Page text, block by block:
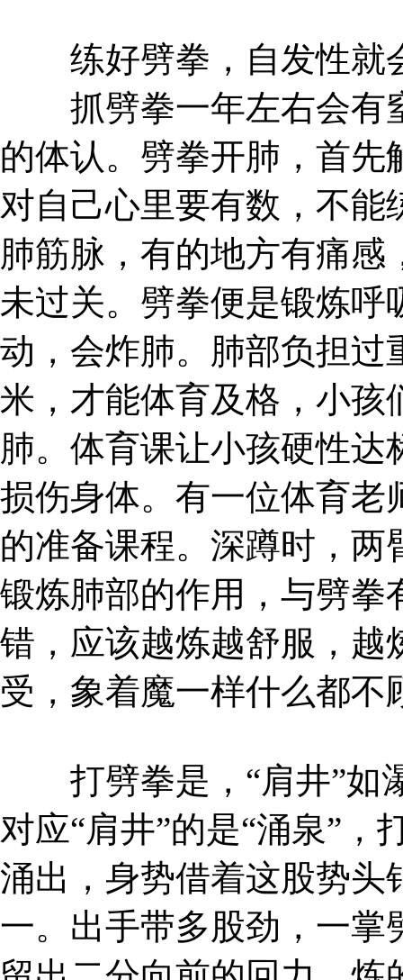
练好劈拳，自发性就
抓劈拳一年左右会有
的体认。劈拳开肺，首
对自己心里要有数，不
肺筋脉，有的地方有痛
未过关。劈拳便是锻炼
动，会炸肺。肺部负担过
米，才能体育及格，小孩
肺。体育课让小孩硬性
损伤身体。有一位体育老
的准备课程。深蹲时，
锻炼肺部的作用，与劈拳
错，应该越炼越舒服，越
受，象着魔一样什么都不
打劈拳是，“肩井”如
对应“肩井”的是“涌泉”，
涌出，身势借着这股势头
一。出手带多股劲，一掌